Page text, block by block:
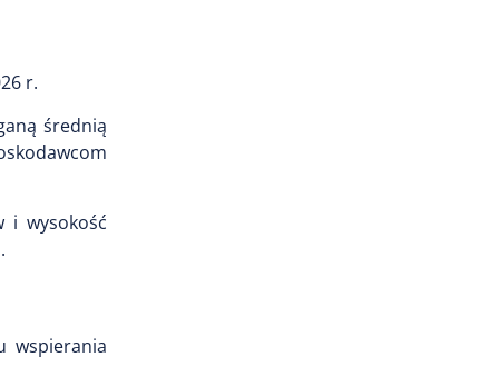
r.
średnią
i wysokość
wspierania